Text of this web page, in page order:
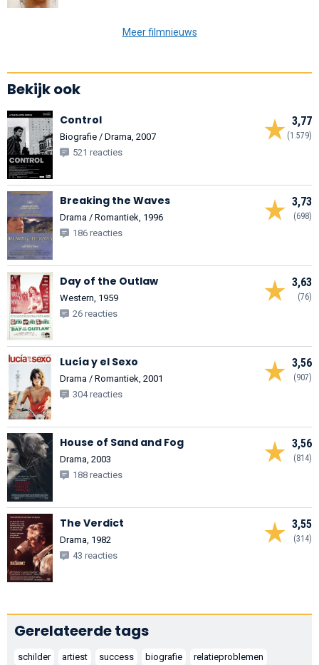
Meer filmnieuws
Bekijk ook
3,77
(1.579)
Control
Biografie / Drama, 2007
521 reacties
3,73
(698)
Breaking the Waves
Drama / Romantiek, 1996
186 reacties
3,63
(76)
Day of the Outlaw
Western, 1959
26 reacties
3,56
(907)
Lucía y el Sexo
Drama / Romantiek, 2001
304 reacties
3,56
(814)
House of Sand and Fog
Drama, 2003
188 reacties
3,55
(314)
The Verdict
Drama, 1982
43 reacties
Gerelateerde tags
schilder artiest success biografie
relatieproblemen